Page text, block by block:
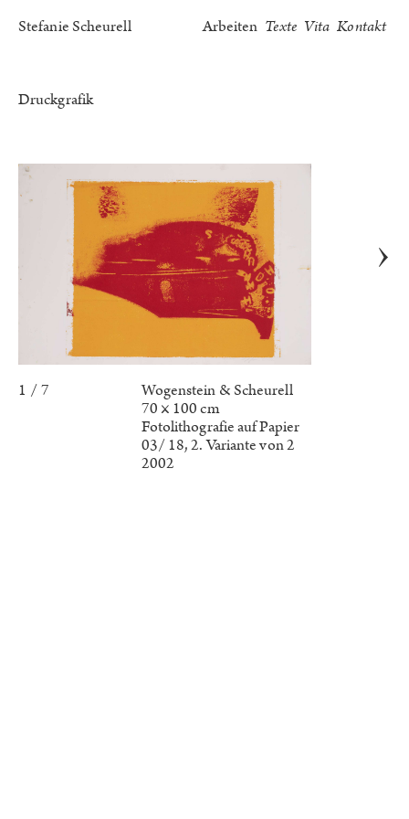
Stefanie Scheurell Arbeiten Texte Vita Kontakt
Druckgrafik
1 / 7
Wogenstein & Scheurell
70 × 100 cm
Fotolithografie auf Papier
03/ 18, 2. Variante von 2
2002